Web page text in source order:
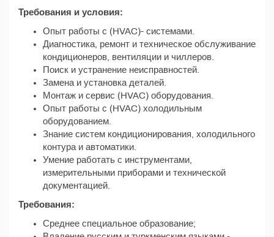
Требования и условия:
Опыт работы с (HVAC)- системами.
Диагностика, ремонт и техническое обслуживание
кондиционеров, вентиляции и чиллеров.
Поиск и устранение неисправностей.
Замена и установка деталей.
Монтаж и сервис (HVAC) оборудования.
Опыт работы с (HVAC) холодильным
оборудованием.
Знание систем кондиционирования, холодильного
контура и автоматики.
Умение работать с инструментами,
измерительными приборами и технической
документацией.
Требования:
Среднее специальное образование;